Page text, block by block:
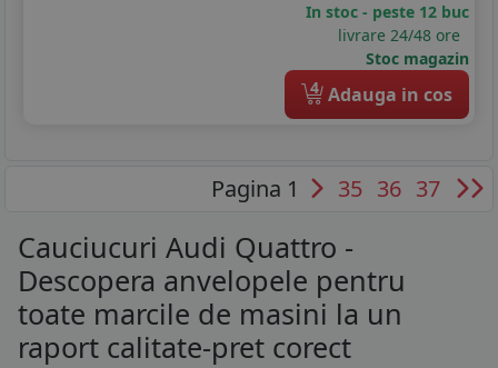
In stoc - peste 12 buc
livrare 24/48 ore
Stoc magazin
4 Adauga in cos
Pagina 1 35 36 37
Cauciucuri Audi Quattro -
Descopera anvelopele pentru
toate marcile de masini la un
raport calitate-pret corect